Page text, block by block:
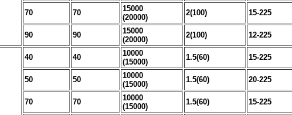
70 70
15000
(20000)
2(100) 15-225
90 90
15000
(20000)
2(100) 12-225
40 40
10000
(15000)
1.5(60) 15-225
50 50
10000
(15000)
1.5(60) 20-225
70 70
10000
(15000)
1.5(60) 15-225